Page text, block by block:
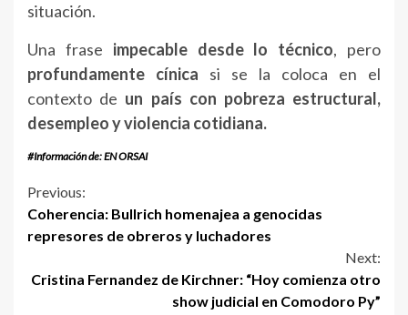
situación.
Una frase impecable desde lo técnico, pero
profundamente cínica si se la coloca en el
contexto de un país con pobreza estructural,
desempleo y violencia cotidiana.
#Información de: EN ORSAI
Continue
Reading
Previous:
Coherencia: Bullrich homenajea a genocidas
represores de obreros y luchadores
Next:
Cristina Fernandez de Kirchner: “Hoy comienza otro
show judicial en Comodoro Py”